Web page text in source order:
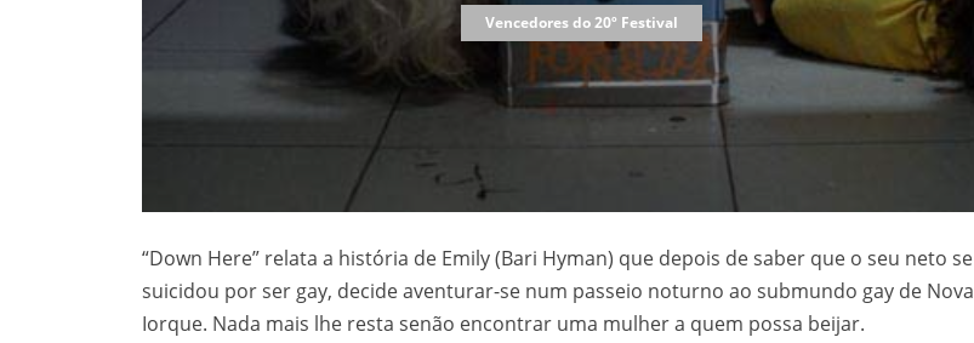
Vencedores do 20º Festival
“Down Here” relata a história de Emily (Bari Hyman) que depois de saber que o seu neto se
suicidou por ser gay, decide aventurar-se num passeio noturno ao submundo gay de Nova
Iorque. Nada mais lhe resta senão encontrar uma mulher a quem possa beijar.